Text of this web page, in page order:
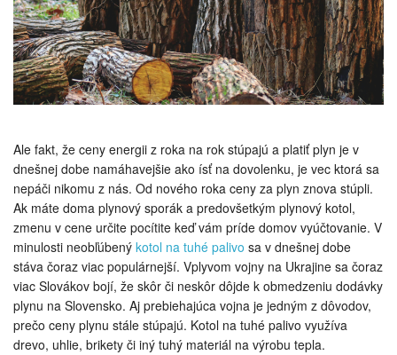
Ale fakt, že ceny energii z roka na rok stúpajú a platiť plyn je v
dnešnej dobe namáhavejšie ako ísť na dovolenku, je vec ktorá sa
nepáči nikomu z nás. Od nového roka ceny za plyn znova stúpli.
Ak máte doma plynový sporák a predovšetkým plynový kotol,
zmenu v cene určite pocítite keď vám príde domov vyúčtovanie. V
minulosti neobľúbený kotol na tuhé palivo sa v dnešnej dobe
stáva čoraz viac populárnejší. Vplyvom vojny na Ukrajine sa čoraz
viac Slovákov bojí, že skôr či neskôr dôjde k obmedzeniu dodávky
plynu na Slovensko. Aj prebiehajúca vojna je jedným z dôvodov,
prečo ceny plynu stále stúpajú. Kotol na tuhé palivo využíva
drevo, uhlie, brikety či iný tuhý materiál na výrobu tepla.